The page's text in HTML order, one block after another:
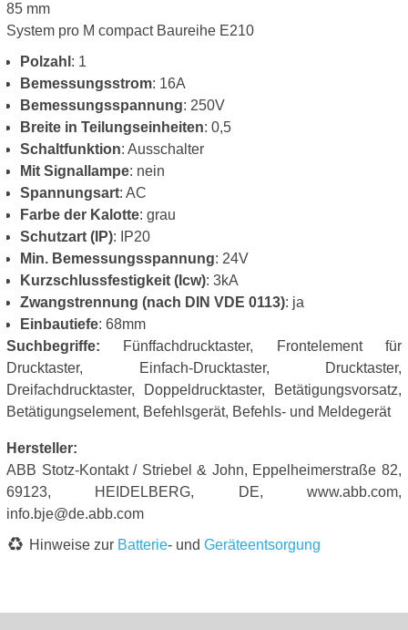
85 mm
System pro M compact Baureihe E210
Polzahl : 1
Bemessungsstrom: 16A
Bemessungsspannung: 250V
Breite in Teilungseinheiten: 0,5
Schaltfunktion: Ausschalter
Mit Signallampe: nein
Spannungsart: AC
Farbe der Kalotte: grau
Schutzart (IP): IP20
Min. Bemessungsspannung: 24V
Kurzschlussfestigkeit (Icw): 3kA
Zwangstrennung (nach DIN VDE 0113): ja
Einbautiefe: 68mm
Suchbegriffe: Fünffachdrucktaster, Frontelement für
Drucktaster, Einfach-Drucktaster, Drucktaster,
Dreifachdrucktaster, Doppeldrucktaster, Betätigungsvorsatz,
Betätigungselement, Befehlsgerät, Befehls- und Meldegerät
Hersteller:
ABB Stotz-Kontakt / Striebel & John, Eppelheimerstraße 82,
69123, HEIDELBERG, DE, www.abb.com,
info.bje@de.abb.com
Hinweise zur Batterie- und Geräteentsorgung